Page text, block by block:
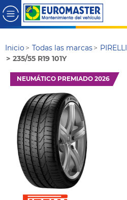
Inicio Todas las marcas PIRELLI
235/55 R19 101Y
NEUMÁTICO PREMIADO 2026